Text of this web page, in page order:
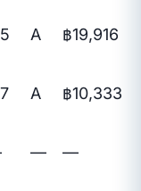
A ฿19,916
A ฿10,333
— —